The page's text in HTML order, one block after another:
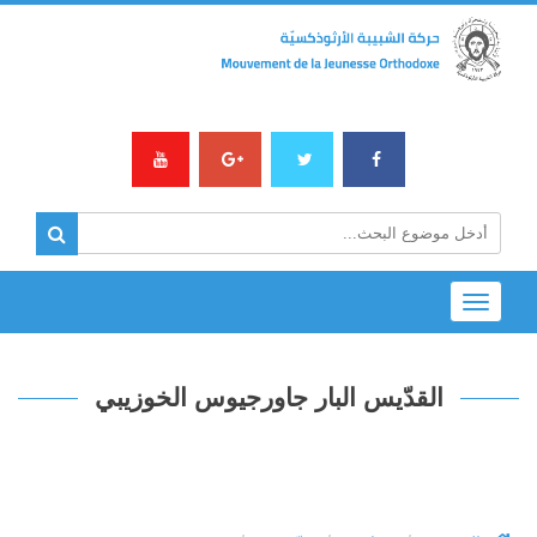
Toggle
navigation
القدّيس البار جاورجيوس الخوزيبي